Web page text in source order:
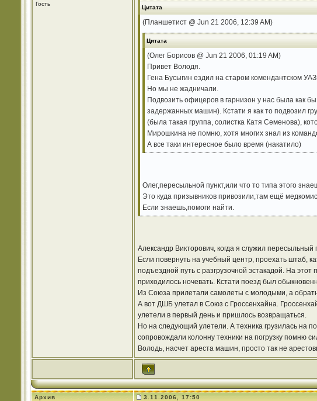
Гость
Цитата
(Планшетист @ Jun 21 2006, 12:39 AM)
Цитата
(Олег Борисов @ Jun 21 2006, 01:19 AM)
Привет Володя.
Гена Бусыгин ездил на старом комендантском
Но мы не жадничали.
Подвозить офицеров в гарнизон у нас была как
задержанных машин). Кстати я как то подвозил
(была такая группа, солистка Катя Семенова),
Мирошкина не помню, хотя многих знал из
А все таки интересное было время (накатило)
Олег,пересыльной пункт,или что то типа этого
Это куда призывников привозили,там ещё
Если знаешь,помоги найти.
Александр Викторович, когда я служил
Если повернуть на учебный центр, проехать штаб,
подъездной путь с разгрузочной эстакадой. На
приходилось ночевать. Кстати поезд был
Из Союза прилетали самолеты с молодыми, а
А вот ДШБ улетал в Союз с Гроссенхайна.
улетели в первый день и пришлось возвращаться.
Но на следующий улетели. А техника грузилась на
сопровождали колонну техники на погрузку помню
Володь, насчет ареста машин, просто так не
Архив 3.11.2006, 17:50